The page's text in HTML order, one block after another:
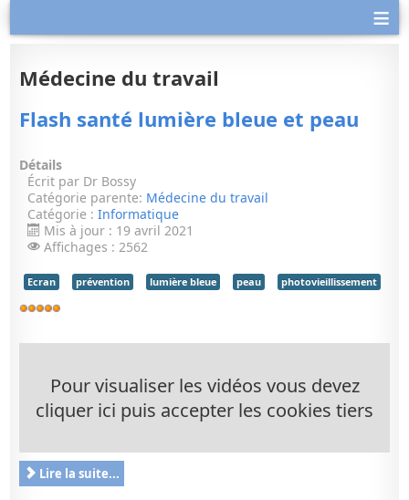
≡
Médecine du travail
Flash santé lumière bleue et peau
Détails
Écrit par Dr Bossy
Catégorie parente: Médecine du travail
Catégorie :Informatique
Mis à jour : 19 avril 2021
Affichages : 2562
Ecran prévention lumière bleue peau photovieillissement
Vote
Pour visualiser les vidéos vous devez
cliquer ici puis accepter les cookies tiers
Lire la suite...